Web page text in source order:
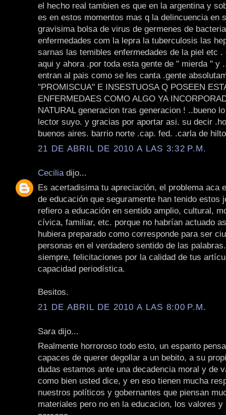
el hecho real tambien es que en la argentina y
es en estos momentos mas q la delincuencia en
gravisima bolsa de virus de germenes de
enfermedades com la lepra la tuberculosis las
sarnas las temibles enfermedades de la piel etc .
aqui y ahora .por toda esta gente de " mierda " y
entran al pais como se les canta .gente
"PROMISCUA" E INSESTUOSA Q POSEEN
ENFERMEDAES COMO ALGO YA
NATURAL generacion tras generacion ! ..bueno
lector suyo. y gracias por aportar asi. su decir
buenos aires. barrio norte .cap. fed. .carla de
21 DE ABRIL DE 2010 A LAS 3:32 P.M.
Cecilia dijo...
Es acertadisima tu apreciación, el problema aca
de educación que seguramente han tenido estos
refiero a educación en sentido amplio, cultural,
cívica, familiar, etc. porque no habrían actuado
hubiera preparado como corresponde para ser
personas en el verdadero sentido de las
siempre, felicitaciones por la calidad de tus
capacidad periodística.
Besitos.
21 DE ABRIL DE 2010 A LAS 8:00 P.M.
Sara dijo...
Realmente horroroso todo esto, un espanto
capaces de querer degollar a un bebito, a su
dudas estamos ante una decadencia moral y de
como bien usted dice, y en eso tienen mucha
nuestros políticos y gobernantes que piensan
materiales pero no en la educacion, los valores y